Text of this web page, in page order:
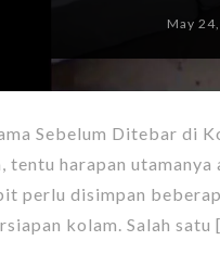
May
Sebelum Ditebar di
harapan utamanya
perlu disimpan
kolam. Salah satu